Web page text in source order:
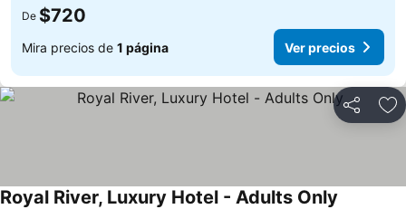
De $720
Mira precios de 1 página Ver precios
Compartir
Royal River, Luxury Hotel - Adults Only